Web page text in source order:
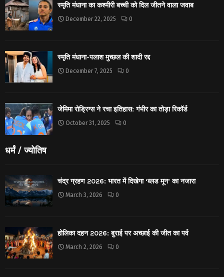
स्मृति मंधाना का कश्मीरी बच्ची को दिल जीतने वाला जवाब
December 22, 2025 0
स्मृति मंधाना-पलाश मुच्छल की शादी रद्द
December 7, 2025 0
जेमिमा रोड्रिग्स ने रचा इतिहास: गंभीर का तोड़ा रिकॉर्ड
October 31, 2025 0
धर्मं / ज्योतिष
चंद्र ग्रहण 2026: भारत में दिखेगा ‘ब्लड मून’ का नजारा
March 3, 2026 0
होलिका दहन 2026: बुराई पर अच्छाई की जीत का पर्व
March 2, 2026 0